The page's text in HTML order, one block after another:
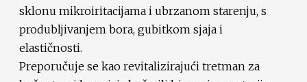
sklonu mikroiritacijama i ubrzanom starenju, s
produbljivanjem bora, gubitkom sjaja i
elastičnosti.
Preporučuje se kao revitalizirajući tretman za